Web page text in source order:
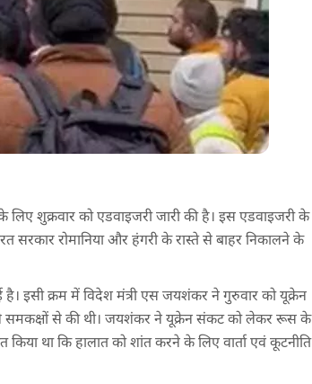
शुक्रवार को एडवाइजरी जारी की है। इस एडवाइजरी के
सरकार रोमानिया और हंगरी के रास्ते से बाहर निकालने के
इसी क्रम में विदेश मंत्री एस जयशंकर ने गुरुवार को यूक्रेन
समकक्षों से की थी। जयशंकर ने यूक्रेन संकट को लेकर रूस के
था कि हालात को शांत करने के लिए वार्ता एवं कूटनीति